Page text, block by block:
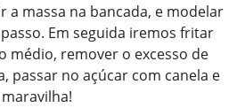
a massa na bancada, e modelar
Em seguida iremos fritar
médio, remover o excesso de
passar no açúcar com canela e